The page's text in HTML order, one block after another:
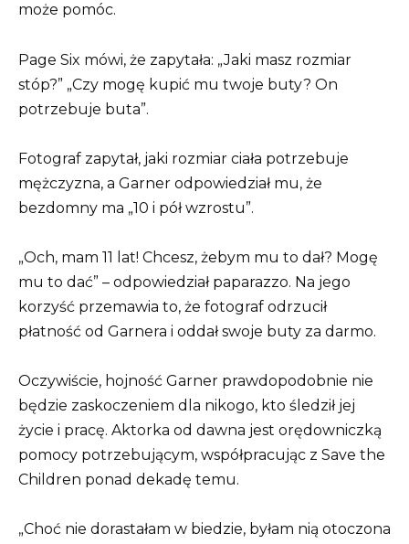
może pomóc.
Page Six mówi, że zapytała: „Jaki masz rozmiar
stóp?” „Czy mogę kupić mu twoje buty? On
potrzebuje buta”.
Fotograf zapytał, jaki rozmiar ciała potrzebuje
mężczyzna, a Garner odpowiedział mu, że
bezdomny ma „10 i pół wzrostu”.
„Och, mam 11 lat! Chcesz, żebym mu to dał? Mogę
mu to dać” – odpowiedział paparazzo. Na jego
korzyść przemawia to, że fotograf odrzucił
płatność od Garnera i oddał swoje buty za darmo.
Oczywiście, hojność Garner prawdopodobnie nie
będzie zaskoczeniem dla nikogo, kto śledził jej
życie i pracę. Aktorka od dawna jest orędowniczką
pomocy potrzebującym, współpracując z Save the
Children ponad dekadę temu.
„Choć nie dorastałam w biedzie, byłam nią otoczona